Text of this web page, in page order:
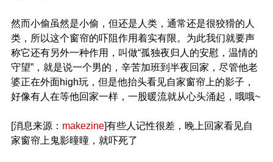
然而小偷虽然是小偷，但还是人类，通常还是很狡猾的人
类，所以这个窗帘的吓阻作用着实有限。为此我们就要声
称它还有另外一种作用，叫做“孤独夜归人的安慰，温情的
守望”，就是说一个男的，辛苦加班到半夜回家，尽管他老
婆正在外面high玩，但是他抬头看见自家窗帘上的影子，
好像有人在等他回家一样，一股暖流就从心头涌起，哦哦~
[消息来源： makezine]有些人记性很差，晚上回家看见自
家窗帘上鬼影曈曈，就吓死了